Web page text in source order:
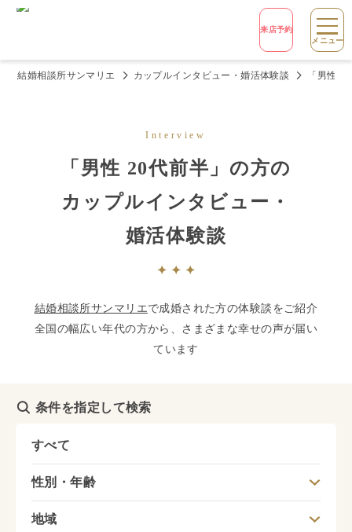
来店予約
メニュー
結婚相談所サンマリエ カップルインタビュー・婚活体験談 「男性
Interview
「 男性 20代前半 」の方の
カップルインタビュー・
婚活体験談
結婚相談所サンマリエで成婚された方の体験談をご紹介
全国の幅広い年代の方から、さまざまな幸せの声が届い
ています
条件を指定して検索
すべて
性別・年齢
地域